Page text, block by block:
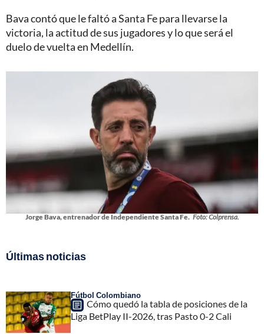
Bava contó que le faltó a Santa Fe para llevarse la
victoria, la actitud de sus jugadores y lo que será el
duelo de vuelta en Medellín.
Jorge Bava, entrenador de Independiente Santa Fe. Foto: Colprensa.
Últimas noticias
Fútbol Colombiano
Cómo quedó la tabla de posiciones de la
Liga BetPlay II-2026, tras Pasto 0-2 Cali